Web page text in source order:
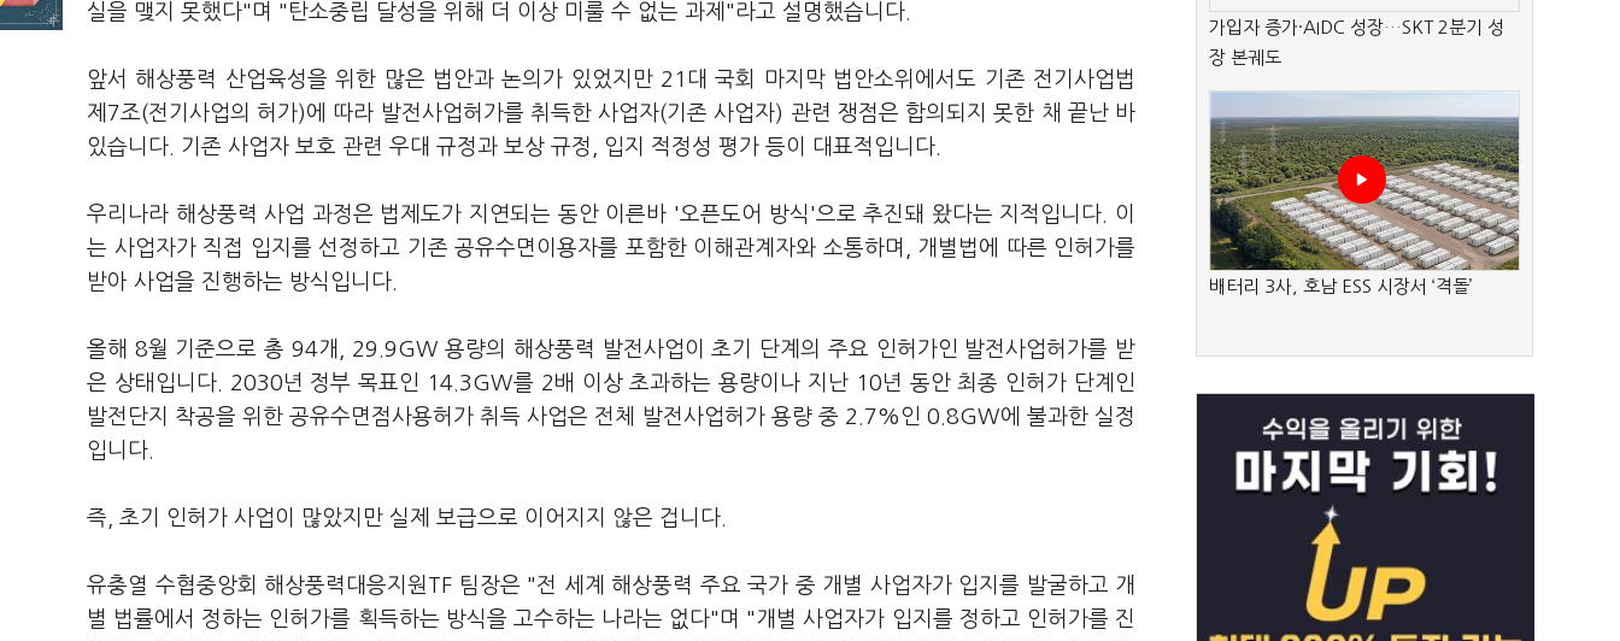
실을 맺지 못했다"며 "탄소중립 달성을 위해 더 이상 미룰 수 없는 과제"라고 설명했습니다.
앞서 해상풍력 산업육성을 위한 많은 법안과 논의가 있었지만 21대 국회 마지막 법안소위에서도 기존 전기사업법
제7조(전기사업의 허가)에 따라 발전사업허가를 취득한 사업자(기존 사업자) 관련 쟁점은 합의되지 못한 채 끝난 바
있습니다. 기존 사업자 보호 관련 우대 규정과 보상 규정, 입지 적정성 평가 등이 대표적입니다.
우리나라 해상풍력 사업 과정은 법제도가 지연되는 동안 이른바 '오픈도어 방식'으로 추진돼 왔다는 지적입니다. 이
는 사업자가 직접 입지를 선정하고 기존 공유수면이용자를 포함한 이해관계자와 소통하며, 개별법에 따른 인허가를
받아 사업을 진행하는 방식입니다.
올해 8월 기준으로 총 94개, 29.9GW 용량의 해상풍력 발전사업이 초기 단계의 주요 인허가인 발전사업허가를 받
은 상태입니다. 2030년 정부 목표인 14.3GW를 2배 이상 초과하는 용량이나 지난 10년 동안 최종 인허가 단계인
발전단지 착공을 위한 공유수면점사용허가 취득 사업은 전체 발전사업허가 용량 중 2.7%인 0.8GW에 불과한 실정
입니다.
즉, 초기 인허가 사업이 많았지만 실제 보급으로 이어지지 않은 겁니다.
유충열 수협중앙회 해상풍력대응지원TF 팀장은 "전 세계 해상풍력 주요 국가 중 개별 사업자가 입지를 발굴하고 개
별 법률에서 정하는 인허가를 획득하는 방식을 고수하는 나라는 없다"며 "개별 사업자가 입지를 정하고 인허가를 진
가입자 증가·AIDC 성장…SKT 2분기 성
장 본궤도
배터리 3사, 호남 ESS 시장서 ‘격돌’